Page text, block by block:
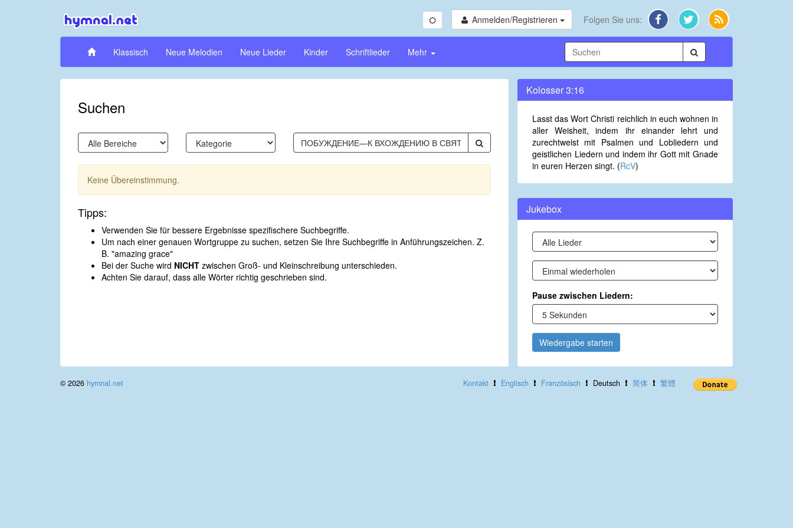
Anmelden/Registrieren Folgen Sie uns:
Klassisch Neue Melodien Neue Lieder Kinder Schriftlieder Mehr
Suchen
Keine Übereinstimmung.
Tipps:
Verwenden Sie für bessere Ergebnisse spezifischere Suchbegriffe.
Um nach einer genauen Wortgruppe zu suchen, setzen Sie Ihre Suchbegriffe in Anführungszeichen. Z.
B. "amazing grace"
Bei der Suche wird NICHT zwischen Groß- und Kleinschreibung unterschieden.
Achten Sie darauf, dass alle Wörter richtig geschrieben sind.
Kolosser 3:16
Lasst das Wort Christi reichlich in euch wohnen in
aller Weisheit, indem ihr einander lehrt und
zurechtweist mit Psalmen und Lobliedern und
geistlichen Liedern und indem ihr Gott mit Gnade
in euren Herzen singt. (RcV)
Jukebox
Pause zwischen Liedern:
Wiedergabe starten
Kontakt Englisch Französisch Deutsch 简体 繁體
© 2026 hymnal.net